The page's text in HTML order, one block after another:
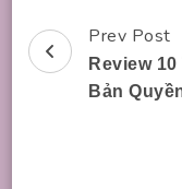
Post
Navigation
Prev Post
Review
Bản